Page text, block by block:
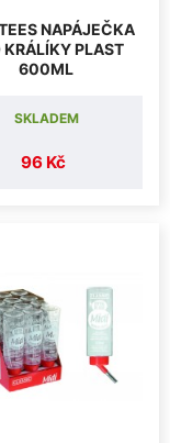
NAPÁJEČKA
KRÁLÍKY PLAST
600ML
96 Kč
SKLADEM